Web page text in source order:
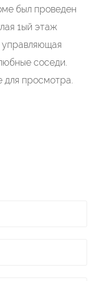
был проведен
1ый этаж
соседи.
для просмотра.